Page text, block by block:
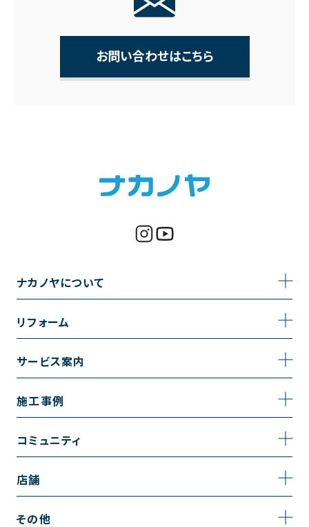
お問い合わせはこちら
ナカノヤについて
採用情報
リフォーム
トイレのリフォーム
キッチンのリフォーム
リノベーション
内装のリフォーム
サービス案内
サービスの流れ
施工事例
施工事例一覧
お風呂の施工事例
コミュニティ
コミュニティ
店舗
越谷店
その他